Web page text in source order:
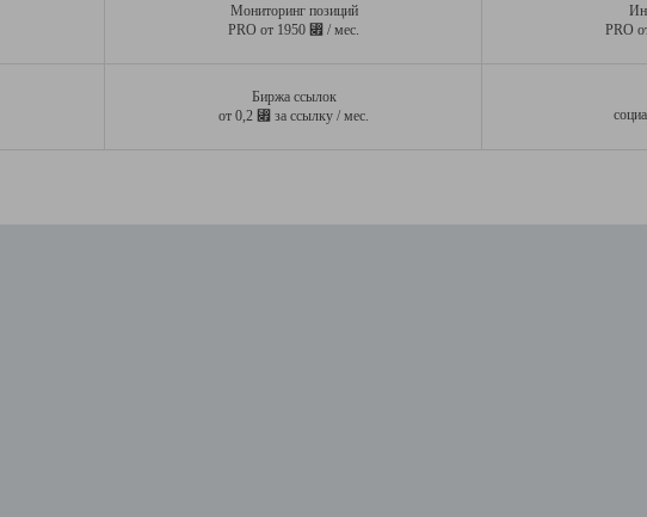
Мониторинг позиций
PRO от 1950 ⃏ / мес.
PRO
Биржа ссылок
от 0,2 ⃏ за ссылку / мес.